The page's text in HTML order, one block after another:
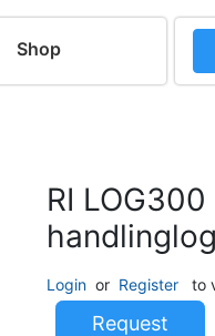
Shop
RI
Login or Register to
Request